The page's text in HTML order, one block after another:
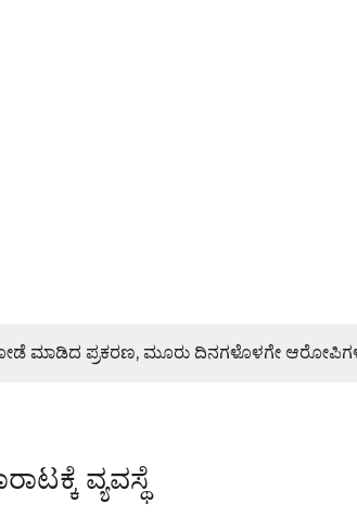
ಮಾಡಿದ ಪ್ರಕರಣ, ಮೂರು ದಿನಗಳೊಳಗೇ
ನಾಯ್ಕ್ ಸಾಂತ್ವನ
ವ್ಯವಸ್ಥೆ